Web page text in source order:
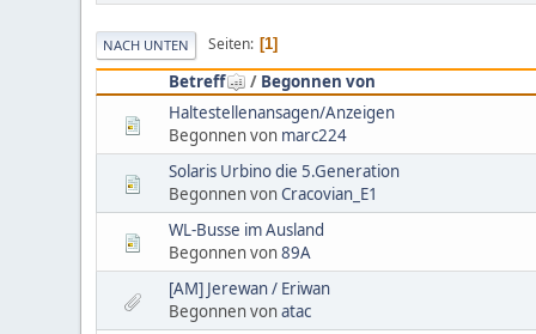
NACH UNTEN Seiten 1
Betreff / Begonnen von
Haltestellenansagen/Anzeigen
Begonnen von marc224
Solaris Urbino die 5.Generation
Begonnen vonCracovian_E1
WL-Busse im Ausland
Begonnen von89A
[AM] Jerewan / Eriwan
Begonnen vonatac